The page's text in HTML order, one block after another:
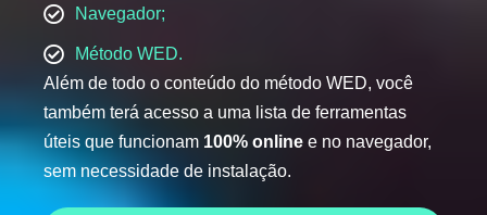
Navegador;
Método WED.
Além de todo o conteúdo do método WED, você
também terá acesso a uma lista de ferramentas
úteis que funcionam 100% online e no navegador,
sem necessidade de instalação.